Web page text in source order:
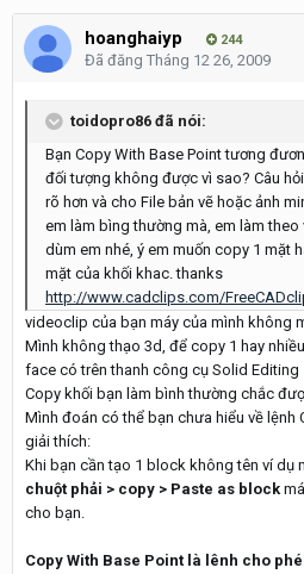
hoanghaiyp 244
Đã đăng Tháng 12 26, 2009
toidopro86 đã nói:
Bạn Copy With Base Point tương
đối tượng không được vì sao? Câu
rõ hơn và cho File bản vẽ hoặc ảnh
em làm bìng thường mà, em làm
dùm em nhé, ý em muốn copy 1 mặt
mặt của khối khac. thanks
http://www.cadclips.com/
videoclip của bạn máy của mình không
Mình không thạo 3d, để copy 1 hay
face có trên thanh công cụ Solid Editing
Copy khối bạn làm bình thường chắc
Mình đoán có thể bạn chưa hiểu về lệnh
giải thích:
Khi bạn cần tạo 1 block không tên ví dụ
chuột phải > copy > Paste as block
cho bạn.
Copy With Base Point là lênh cho